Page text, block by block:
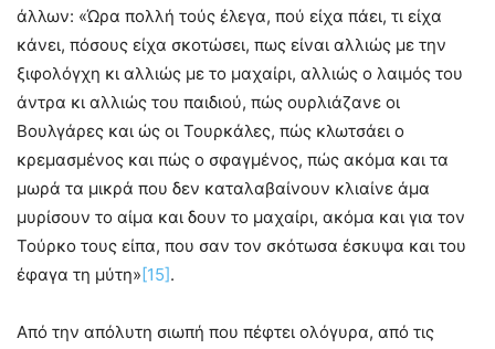
άλλων: «Ώρα πολλή τούς έλεγα, πού είχα πάει, τι είχα
κάνει, πόσους είχα σκοτώσει, πως είναι αλλιώς με την
ξιφολόγχη κι αλλιώς με το μαχαίρι, αλλιώς ο λαιμός του
άντρα κι αλλιώς του παιδιού, πώς ουρλιάζανε οι
Βουλγάρες και ώς οι Τουρκάλες, πώς κλωτσάει ο
κρεμασμένος και πώς ο σφαγμένος, πώς ακόμα και τα
μωρά τα μικρά που δεν καταλαβαίνουν κλιαίνε άμα
μυρίσουν το αίμα και δουν το μαχαίρι, ακόμα και για τον
Τούρκο τους είπα, που σαν τον σκότωσα έσκυψα και του
έφαγα τη μύτη» [15].
Από την απόλυτη σιωπή που πέφτει ολόγυρα, από τις